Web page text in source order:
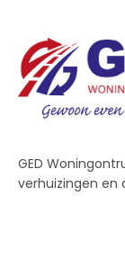
GED
verhuizingen en